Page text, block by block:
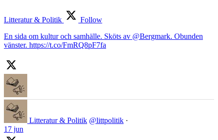
Litteratur & Politik
Follow
En sida om kultur och samhälle. Sköts av @Bergmark. Obunden
vänster. https://t.co/FmRQ8pF7fa
Litteratur & Politik @littpolitik ·
17 jun